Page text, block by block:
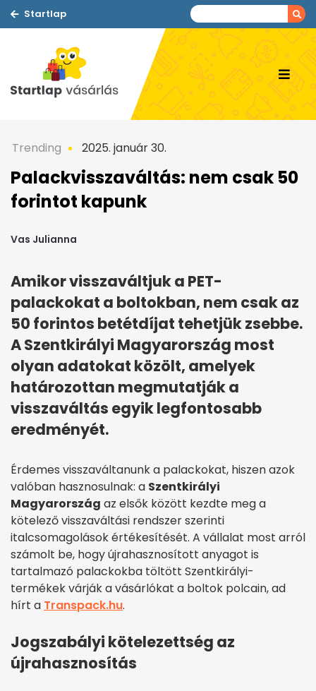
Startlap
Trending 2025. január 30.
Palackvisszaváltás: nem csak 50
forintot kapunk
Vas Julianna
Amikor visszaváltjuk a PET-
palackokat a boltokban, nem csak az
50 forintos betétdíjat tehetjük zsebbe.
A Szentkirályi Magyarország most
olyan adatokat közölt, amelyek
határozottan megmutatják a
visszaváltás egyik legfontosabb
eredményét.
Érdemes visszaváltanunk a palackokat, hiszen azok
valóban hasznosulnak: a Szentkirályi
Magyarország az elsők között kezdte meg a
kötelező visszaváltási rendszer szerinti
italcsomagolások értékesítését. A vállalat most arról
számolt be, hogy újrahasznosított anyagot is
tartalmazó palackokba töltött Szentkirályi-
termékek várják a vásárlókat a boltok polcain, ad
hírt a Transpack.hu.
Jogszabályi kötelezettség az
újrahasznosítás